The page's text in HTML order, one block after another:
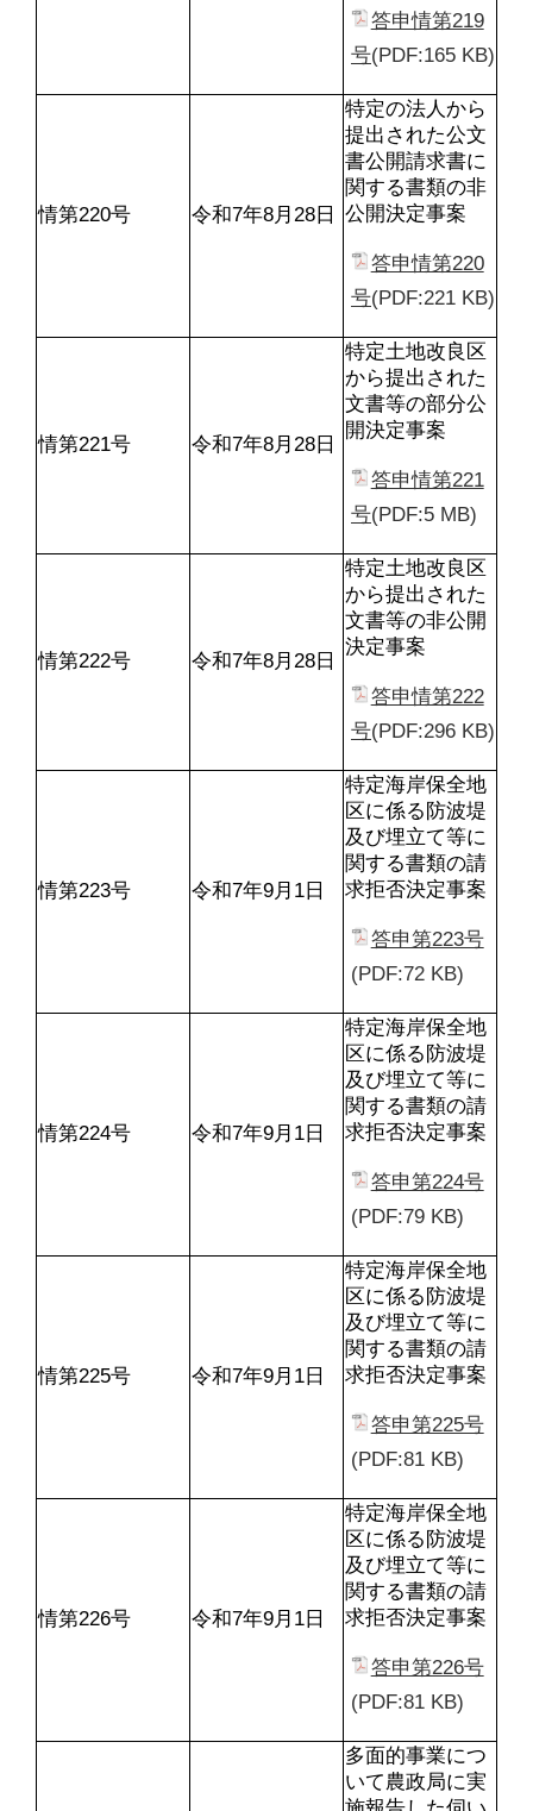
答申情第219
号(PDF:165 KB)
情第220号 令和7年8月28日
特定の法人から
提出された公文
書公開請求書に
関する書類の非
公開決定事案
答申情第220
号(PDF:221 KB)
情第221号 令和7年8月28日
特定土地改良区
から提出された
文書等の部分公
開決定事案
答申情第221
号(PDF:5 MB)
情第222号 令和7年8月28日
特定土地改良区
から提出された
文書等の非公開
決定事案
答申情第222
号(PDF:296 KB)
情第223号 令和7年9月1日
特定海岸保全地
区に係る防波堤
及び埋立て等に
関する書類の請
求拒否決定事案
答申第223号
(PDF:72 KB)
情第224号 令和7年9月1日
特定海岸保全地
区に係る防波堤
及び埋立て等に
関する書類の請
求拒否決定事案
答申第224号
(PDF:79 KB)
情第225号 令和7年9月1日
特定海岸保全地
区に係る防波堤
及び埋立て等に
関する書類の請
求拒否決定事案
答申第225号
(PDF:81 KB)
情第226号 令和7年9月1日
特定海岸保全地
区に係る防波堤
及び埋立て等に
関する書類の請
求拒否決定事案
答申第226号
(PDF:81 KB)
多面的事業につ
いて農政局に実